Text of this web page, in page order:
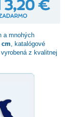
a mnohých
cm , katalógové
z kvalitnej